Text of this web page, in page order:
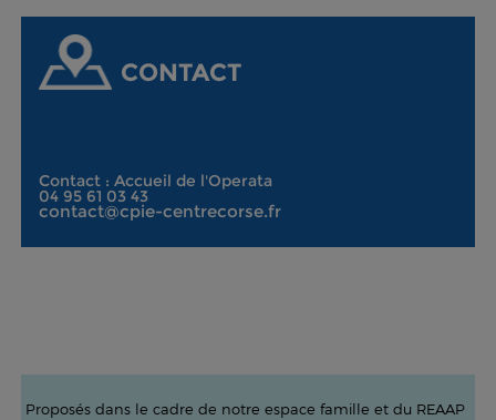
CONTACT
Contact : Accueil de l'Operata
04 95 61 03 43
contact@cpie-centrecorse.fr
Proposés dans le cadre de notre espace famille et du REAAP